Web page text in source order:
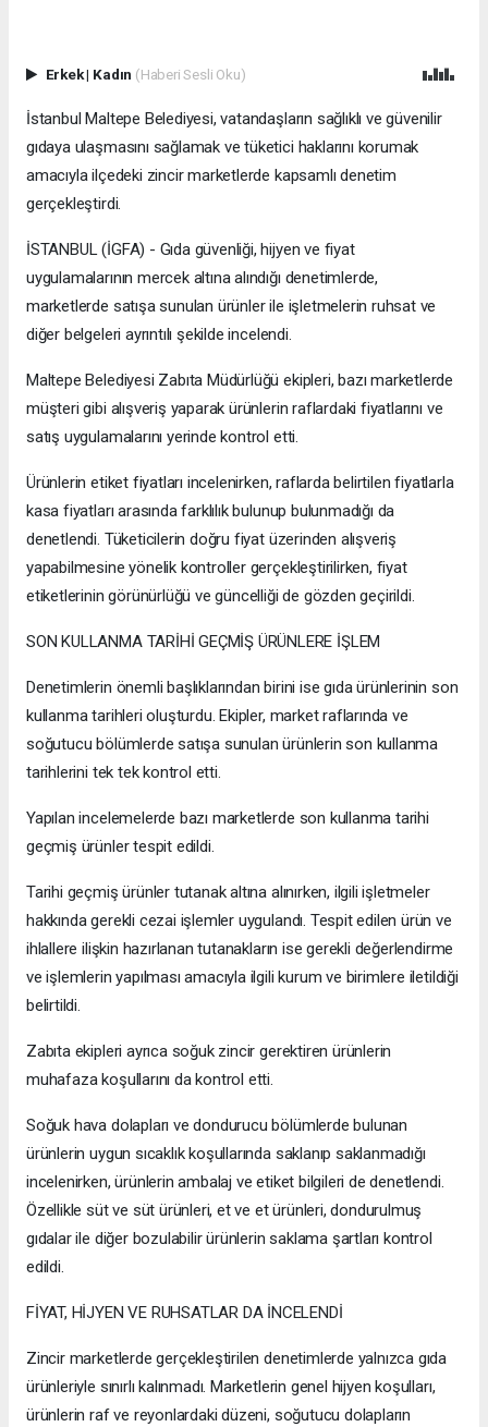
Erkek| Kadın (Haberi Sesli Oku)
İstanbul Maltepe Belediyesi, vatandaşların sağlıklı ve güvenilir
gıdaya ulaşmasını sağlamak ve tüketici haklarını korumak
amacıyla ilçedeki zincir marketlerde kapsamlı denetim
gerçekleştirdi.
İSTANBUL (İGFA) - Gıda güvenliği, hijyen ve fiyat
uygulamalarının mercek altına alındığı denetimlerde,
marketlerde satışa sunulan ürünler ile işletmelerin ruhsat ve
diğer belgeleri ayrıntılı şekilde incelendi.
Maltepe Belediyesi Zabıta Müdürlüğü ekipleri, bazı marketlerde
müşteri gibi alışveriş yaparak ürünlerin raflardaki fiyatlarını ve
satış uygulamalarını yerinde kontrol etti.
Ürünlerin etiket fiyatları incelenirken, raflarda belirtilen fiyatlarla
kasa fiyatları arasında farklılık bulunup bulunmadığı da
denetlendi. Tüketicilerin doğru fiyat üzerinden alışveriş
yapabilmesine yönelik kontroller gerçekleştirilirken, fiyat
etiketlerinin görünürlüğü ve güncelliği de gözden geçirildi.
SON KULLANMA TARİHİ GEÇMİŞ ÜRÜNLERE İŞLEM
Denetimlerin önemli başlıklarından birini ise gıda ürünlerinin son
kullanma tarihleri oluşturdu. Ekipler, market raflarında ve
soğutucu bölümlerde satışa sunulan ürünlerin son kullanma
tarihlerini tek tek kontrol etti.
Yapılan incelemelerde bazı marketlerde son kullanma tarihi
geçmiş ürünler tespit edildi.
Tarihi geçmiş ürünler tutanak altına alınırken, ilgili işletmeler
hakkında gerekli cezai işlemler uygulandı. Tespit edilen ürün ve
ihlallere ilişkin hazırlanan tutanakların ise gerekli değerlendirme
ve işlemlerin yapılması amacıyla ilgili kurum ve birimlere iletildiği
belirtildi.
Zabıta ekipleri ayrıca soğuk zincir gerektiren ürünlerin
muhafaza koşullarını da kontrol etti.
Soğuk hava dolapları ve dondurucu bölümlerde bulunan
ürünlerin uygun sıcaklık koşullarında saklanıp saklanmadığı
incelenirken, ürünlerin ambalaj ve etiket bilgileri de denetlendi.
Özellikle süt ve süt ürünleri, et ve et ürünleri, dondurulmuş
gıdalar ile diğer bozulabilir ürünlerin saklama şartları kontrol
edildi.
FİYAT, HİJYEN VE RUHSATLAR DA İNCELENDİ
Zincir marketlerde gerçekleştirilen denetimlerde yalnızca gıda
ürünleriyle sınırlı kalınmadı. Marketlerin genel hijyen koşulları,
ürünlerin raf ve reyonlardaki düzeni, soğutucu dolapların